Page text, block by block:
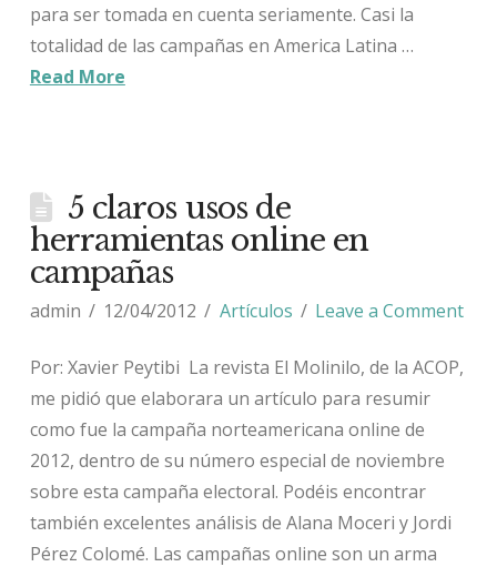
para ser tomada en cuenta seriamente. Casi la
totalidad de las campañas en America Latina …
Read More
5 claros usos de
herramientas online en
campañas
admin 12/04/2012 Artículos Leave a Comment
Por: Xavier Peytibi La revista El Molinilo, de la ACOP,
me pidió que elaborara un artículo para resumir
como fue la campaña norteamericana online de
2012, dentro de su número especial de noviembre
sobre esta campaña electoral. Podéis encontrar
también excelentes análisis de Alana Moceri y Jordi
Pérez Colomé. Las campañas online son un arma